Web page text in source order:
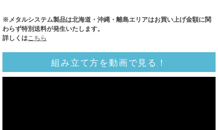
※メタルシステム製品は北海道・沖縄・離島エリアはお買い上げ金額に関
わらず特別送料が発生いたします。
詳しくは こちら
組み立て方を動画で見る！